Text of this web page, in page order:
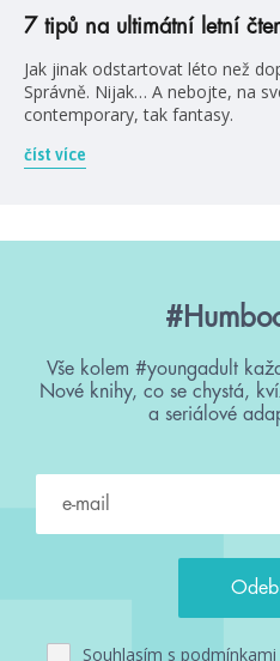
7 tipů na ultimátní letní
Jak jinak odstartovat léto než
Správně. Nijak… A nebojte, na
contemporary, tak fantasy.
číst více
Vše kolem #youngadult
Nové knihy, co se chystá,
a seriálové
Souhlasím s